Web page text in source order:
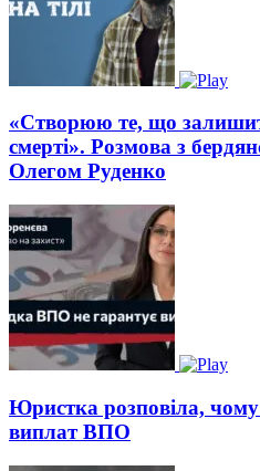
«Створюю те, що
смерті». Розмова з
Олегом Руденко
Юристка розповіла,
виплат ВПО